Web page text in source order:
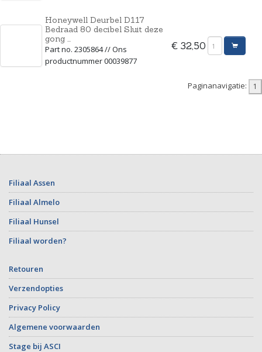
Honeywell Deurbel D117
Bedraad 80 decibel Sluit deze
gong ...
Part no. 2305864 // Ons
productnummer 00039877
€ 32,50
Paginanavigatie:
Filiaal Assen
Filiaal Almelo
Filiaal Hunsel
Filiaal worden?
Retouren
Verzendopties
Privacy Policy
Algemene voorwaarden
Stage bij ASCI